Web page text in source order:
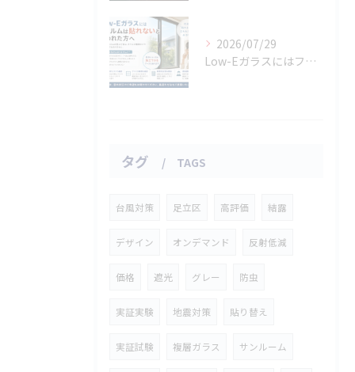
2026/07/29
Low-Eガラスにはフィルムは貼れないと言われた方へ
タグ TAGS
台風対策 足立区 高評価 結露
デザイン オンデマンド 反射低減
価格 遮光 グレー 防虫
実証実験 地震対策 貼り替え
実証試験 複層ガラス サンルーム